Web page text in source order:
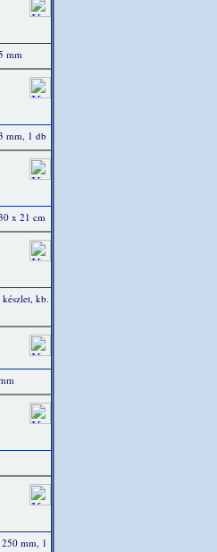
mm
mm, 1 db
x 21 cm
kb.
mm, 1